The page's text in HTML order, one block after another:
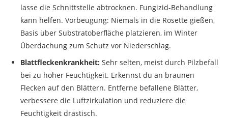
lasse die Schnittstelle abtrocknen. Fungizid-Behandlung
kann helfen. Vorbeugung: Niemals in die Rosette gießen,
Basis über Substratoberfläche platzieren, im Winter
Überdachung zum Schutz vor Niederschlag.
Blattfleckenkrankheit: Sehr selten, meist durch Pilzbefall
bei zu hoher Feuchtigkeit. Erkennst du an braunen
Flecken auf den Blättern. Entferne befallene Blätter,
verbessere die Luftzirkulation und reduziere die
Feuchtigkeit drastisch.